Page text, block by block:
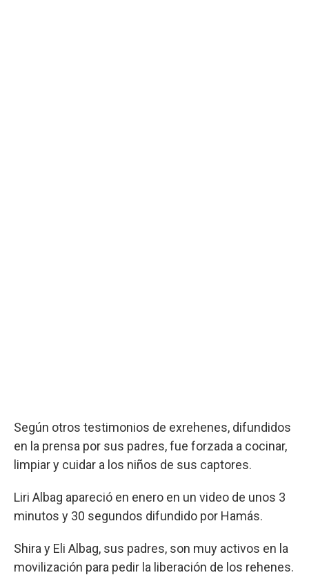
Según otros testimonios de exrehenes, difundidos
en la prensa por sus padres, fue forzada a cocinar,
limpiar y cuidar a los niños de sus captores.
Liri Albag apareció en enero en un video de unos 3
minutos y 30 segundos difundido por Hamás.
Shira y Eli Albag, sus padres, son muy activos en la
movilización para pedir la liberación de los rehenes.